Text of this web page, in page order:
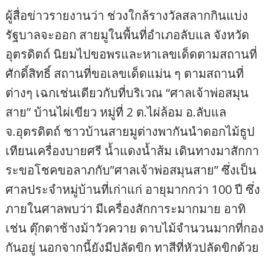
ผู้สื่อข่าวรายงานว่า ช่วงใกล้รางวัลสลากกินแบ่ง
รัฐบาลจะออก สายมูในพื้นที่อำเภอลับแล จังหวัด
อุตรดิตถ์ นิยมไปขอพรและหาเลขเด็ดตามสถานที่
ศักดิ์สิทธิ์ สถานที่ขอเลขเด็ดแม่น ๆ ตามสถานที่
ต่างๆ เฉกเช่นเดียวกับที่บริเวณ “ศาลเจ้าพ่อสมุน
สาย” บ้านไผ่เขียว หมู่ที่ 2 ต.ไผ่ล้อม อ.ลับแล
จ.อุตรดิตถ์ ชาวบ้านสายมูต่างพากันนำดอกไม้ธูป
เทียนเครื่องบายศรี น้ำแดงน้ำส้ม เดินทางมาสักกา
ระขอโชคขอลาภกับ”ศาลเจ้าพ่อสมุนสาย” ซึ่งเป็น
ศาลประจำหมู่บ้านที่เก่าแก่ อายุมากกว่า 100 ปี ซึ่ง
ภายในศาลพบว่า มีเครื่องสักการะมากมาย อาทิ
เช่น ตุ๊กตาช้างม้าวัวควาย ดาบไม้จำนวนมากที่กอง
กันอยู่ นอกจากนี้ยังมีปลัดขิก ทาสีที่หัวปลัดขิกด้วย